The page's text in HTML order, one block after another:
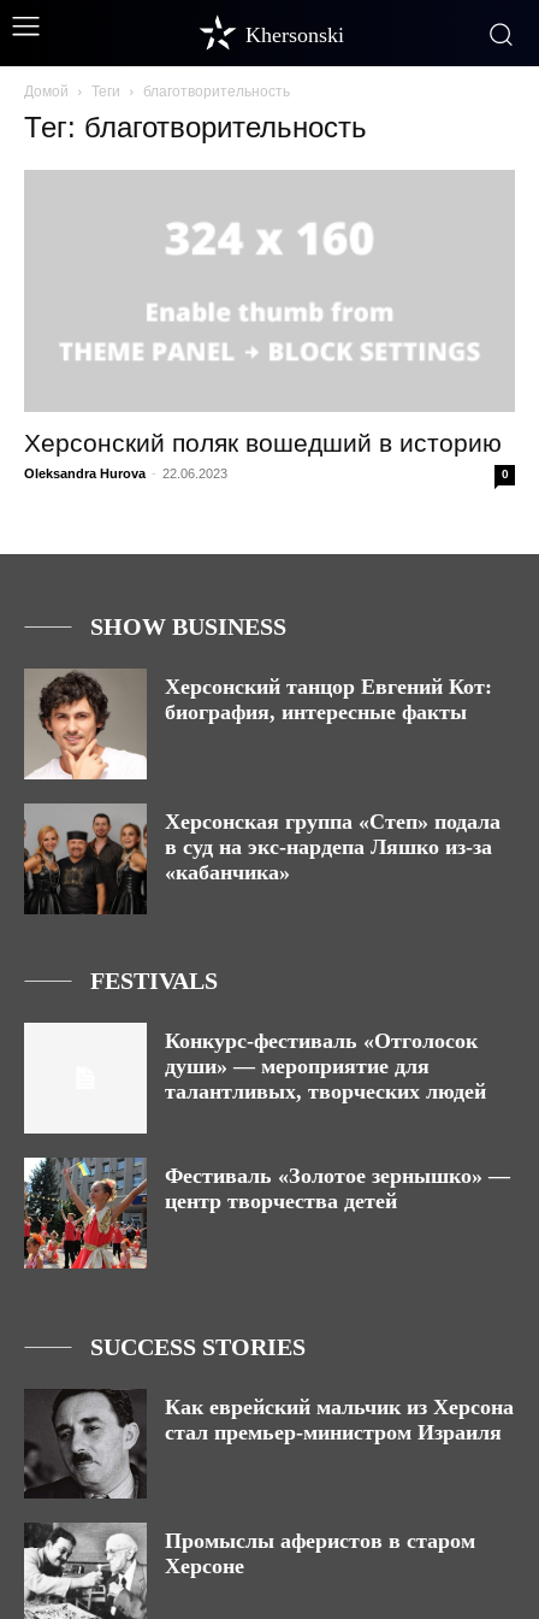
Khersonski
Домой Теги благотворительность
Тег: благотворительность
Херсонский поляк вошедший в историю
Oleksandra Hurova - 22.06.2023 0
SHOW BUSINESS
Херсонский танцор Евгений Кот:
биография, интересные факты
Херсонская группа «Степ» подала
в суд на экс-нардепа Ляшко из-за
«кабанчика»
FESTIVALS
Конкурс-фестиваль «Отголосок
души» — мероприятие для
талантливых, творческих людей
Фестиваль «Золотое зернышко» —
центр творчества детей
SUCCESS STORIES
Как еврейский мальчик из Херсона
стал премьер-министром Израиля
Промыслы аферистов в старом
Херсоне